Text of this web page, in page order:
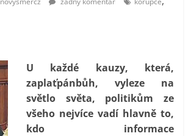
U každé kauzy, která,
zaplaťpánbůh, vyleze na
světlo světa, politikům ze
všeho nejvíce vadí hlavně to,
kdo informace